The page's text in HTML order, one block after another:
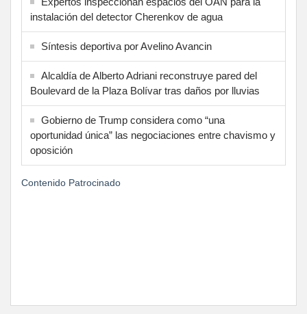
instalación del detector Cherenkov de agua
Síntesis deportiva por Avelino Avancin
Alcaldía de Alberto Adriani reconstruye pared del
Boulevard de la Plaza Bolívar tras daños por lluvias
Gobierno de Trump considera como “una
oportunidad única” las negociaciones entre chavismo y
oposición
Contenido Patrocinado